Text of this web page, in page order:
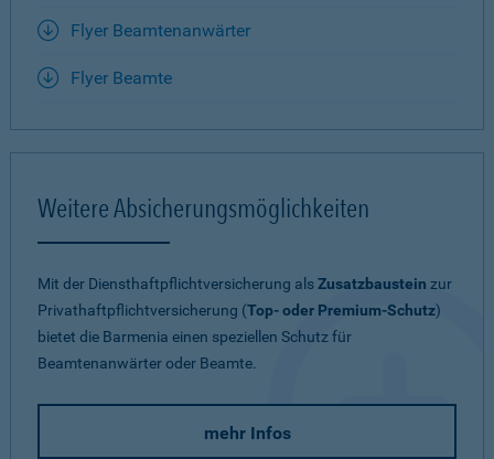
Flyer Beamtenanwärter
Flyer Beamte
Weitere Absicherungsmöglichkeiten
Mit der Diensthaftpflichtversicherung alsZusatzbaustein zur
Privathaftpflichtversicherung (Top- oder Premium-Schutz)
bietet die Barmenia einen speziellen Schutz für
Beamtenanwärter oder Beamte.
mehr Infos